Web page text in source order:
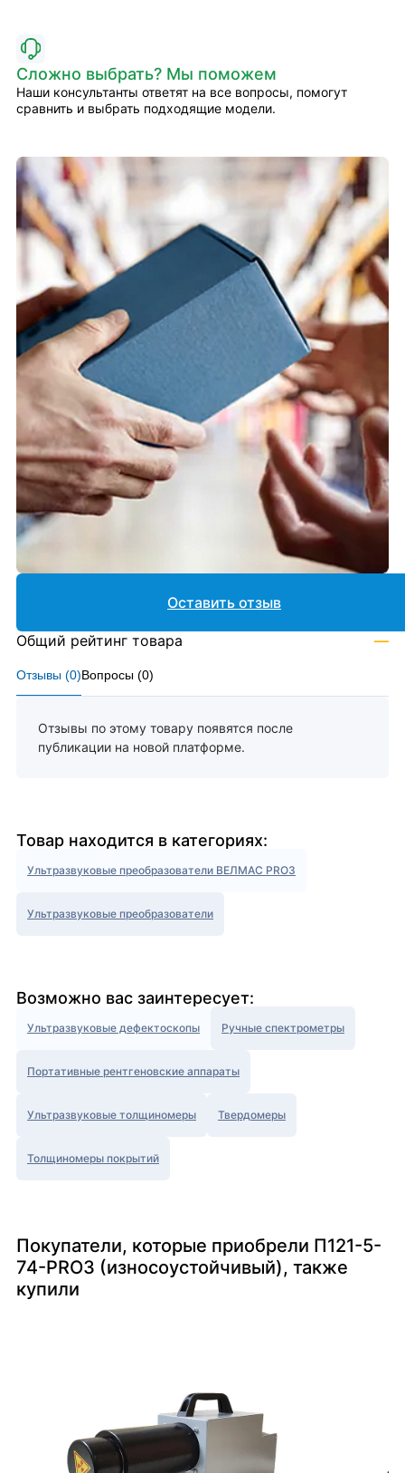
Сложно выбрать? Мы поможем
Наши консультанты ответят на все вопросы, помогут
сравнить и выбрать подходящие модели.
Отзывы (0)Вопросы (0)
Отзывы по этому товару появятся после
публикации на новой платформе.
Оставить отзыв
Общий рейтинг товара —
Товар находится в категориях:
Ультразвуковые преобразователи ВЕЛМАС PRO3
Ультразвуковые преобразователи
Возможно вас заинтересует:
Ультразвуковые дефектоскопы Ручные спектрометры
Портативные рентгеновские аппараты
Ультразвуковые толщиномеры Твердомеры
Толщиномеры покрытий
Покупатели, которые приобрели П121-5-
74-PRO3 (износоустойчивый), также
купили